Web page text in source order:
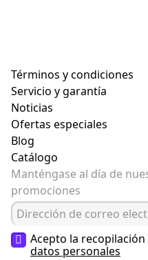
Términos y condiciones
Servicio y garantía
Noticias
Ofertas especiales
Blog
Catálogo
Manténgase al día de
promociones
Acepto la
datos personales